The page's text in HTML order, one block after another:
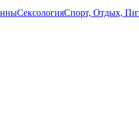
СексологияСпорт, Отдых,